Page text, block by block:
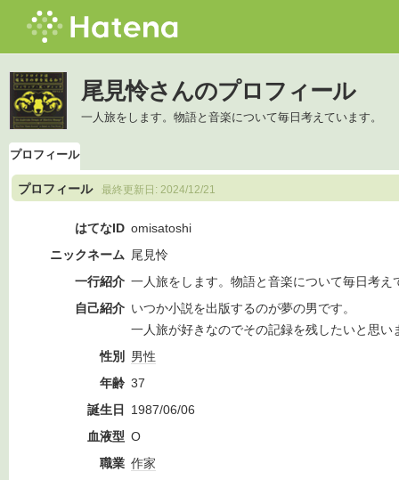
尾見怜さんのプロフィール
一人旅をします。物語と音楽について毎日考えています。
プロフィール
プロフィール 最終更新日: 2024/12/21
はてなID omisatoshi
ニックネーム 尾見怜
一行紹介 一人旅をします。物語と音楽について毎日考え
自己紹介 いつか小説を出版するのが夢の男です。
一人旅が好きなのでその記録を残したいと思い
性別
男性
年齢 37
誕生日
1987/06/06
血液型 O
職業 作家